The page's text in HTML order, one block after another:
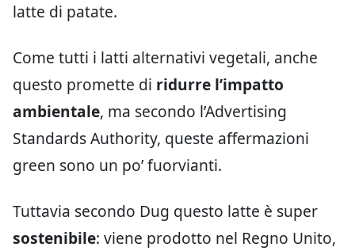
latte di patate.
Come tutti i latti alternativi vegetali, anche
questo promette di ridurre l’impatto
ambientale, ma secondo l’Advertising
Standards Authority, queste affermazioni
green sono un po’ fuorvianti.
Tuttavia secondo Dug questo latte è super
sostenibile: viene prodotto nel Regno Unito,